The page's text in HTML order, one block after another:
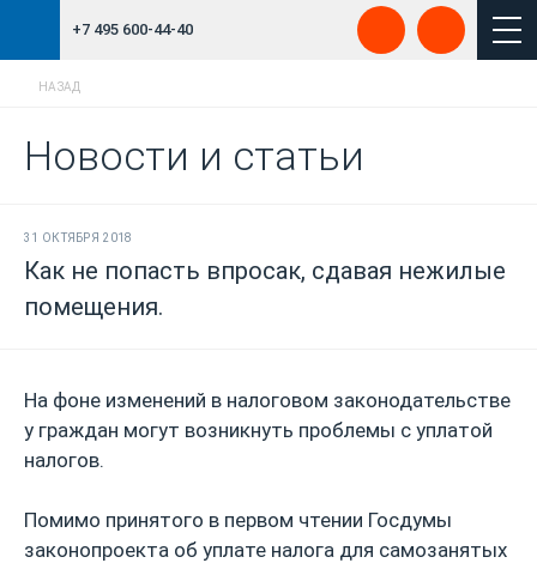
+7 495 600-44-40
НАЗАД
Новости и статьи
31 ОКТЯБРЯ 2018
Как не попасть впросак, сдавая нежилые
помещения.
На фоне изменений в налоговом законодательстве
у граждан могут возникнуть проблемы с уплатой
налогов.
Помимо принятого в первом чтении Госдумы
законопроекта об уплате налога для самозанятых